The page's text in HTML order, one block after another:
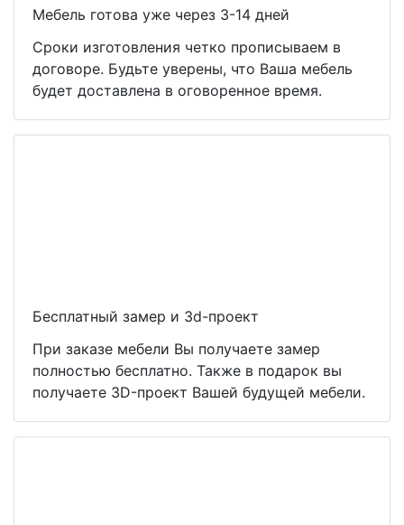
Мебель готова уже через 3-14 дней
Сроки изготовления четко прописываем в
договоре. Будьте уверены, что Ваша мебель
будет доставлена в оговоренное время.
Бесплатный замер и 3d-проект
При заказе мебели Вы получаете замер
полностью бесплатно. Также в подарок вы
получаете 3D-проект Вашей будущей мебели.